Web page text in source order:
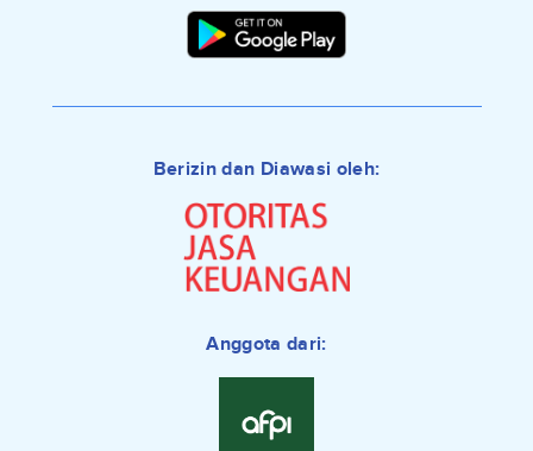
Berizin dan Diawasi oleh:
Anggota dari: